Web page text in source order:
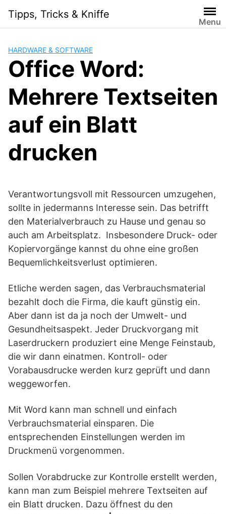
content
Tipps, Tricks & Kniffe
Menu
HARDWARE & SOFTWARE
Office Word:
Mehrere Textseiten
auf ein Blatt
drucken
Verantwortungsvoll mit Ressourcen umzugehen,
sollte in jedermanns Interesse sein. Das betrifft
den Materialverbrauch zu Hause und genau so
auch am Arbeitsplatz. Insbesondere Druck- oder
Kopiervorgänge kannst du ohne eine großen
Bequemlichkeitsverlust optimieren.
Etliche werden sagen, das Verbrauchsmaterial
bezahlt doch die Firma, die kauft günstig ein.
Aber dann ist da ja noch der Umwelt- und
Gesundheitsaspekt. Jeder Druckvorgang mit
Laserdruckern produziert eine Menge Feinstaub,
die wir dann einatmen. Kontroll- oder
Vorabausdrucke werden kurz geprüft und dann
weggeworfen.
Mit Word kann man schnell und einfach
Verbrauchsmaterial einsparen. Die
entsprechenden Einstellungen werden im
Druckmenü vorgenommen.
Sollen Vorabdrucke zur Kontrolle erstellt werden,
kann man zum Beispiel mehrere Textseiten auf
ein Blatt drucken. Dazu öffnest du den